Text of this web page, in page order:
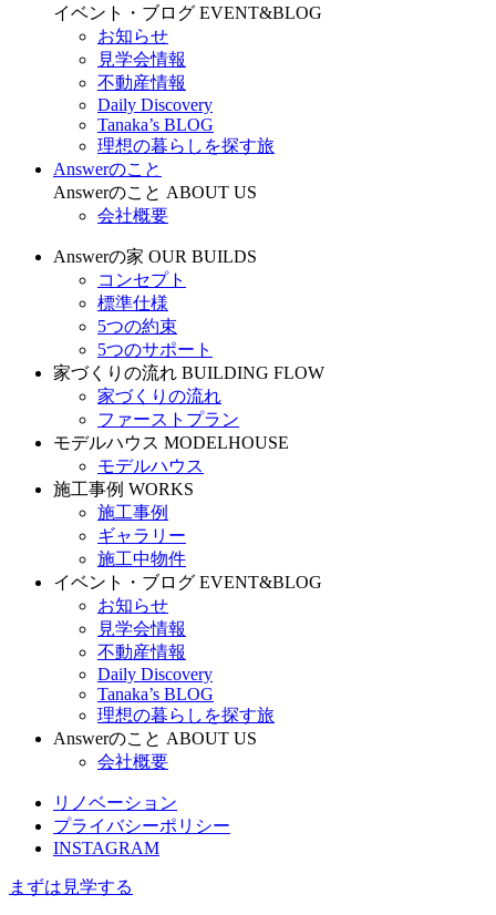
イベント・ブログ EVENT&BLOG
お知らせ
見学会情報
不動産情報
Daily Discovery
Tanaka’s BLOG
理想の暮らしを探す旅
Answerのこと
Answerのこと ABOUT US
会社概要
Answerの家 OUR BUILDS
コンセプト
標準仕様
5つの約束
5つのサポート
家づくりの流れ BUILDING FLOW
家づくりの流れ
ファーストプラン
モデルハウス MODELHOUSE
モデルハウス
施工事例 WORKS
施工事例
ギャラリー
施工中物件
イベント・ブログ EVENT&BLOG
お知らせ
見学会情報
不動産情報
Daily Discovery
Tanaka’s BLOG
理想の暮らしを探す旅
Answerのこと ABOUT US
会社概要
リノベーション
プライバシーポリシー
INSTAGRAM
まずは見学する